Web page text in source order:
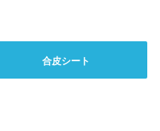
合皮シート